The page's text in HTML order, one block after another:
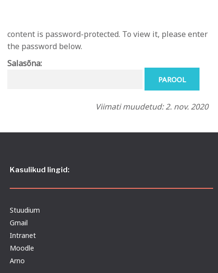
content is password-protected. To view it, please enter
the password below.
Salasõna:
Viimati muudetud: 2. nov. 2020
Kasulikud lingid:
Stuudium
Gmail
Intranet
Moodle
Arno